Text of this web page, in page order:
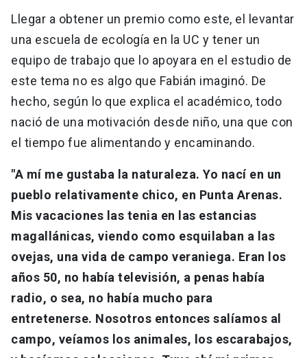
Llegar a obtener un premio como este, el levantar
una escuela de ecología en la UC y tener un
equipo de trabajo que lo apoyara en el estudio de
este tema no es algo que Fabián imaginó. De
hecho, según lo que explica el académico, todo
nació de una motivación desde niño, una que con
el tiempo fue alimentando y encaminando.
"A mí me gustaba la naturaleza. Yo nací en un
pueblo relativamente chico, en Punta Arenas.
Mis vacaciones las tenia en las estancias
magallánicas, viendo como esquilaban a las
ovejas, una vida de campo veraniega. Eran los
años 50, no había televisión, a penas había
radio, o sea, no había mucho para
entretenerse. Nosotros entonces salíamos al
campo, veíamos los animales, los escarabajos,